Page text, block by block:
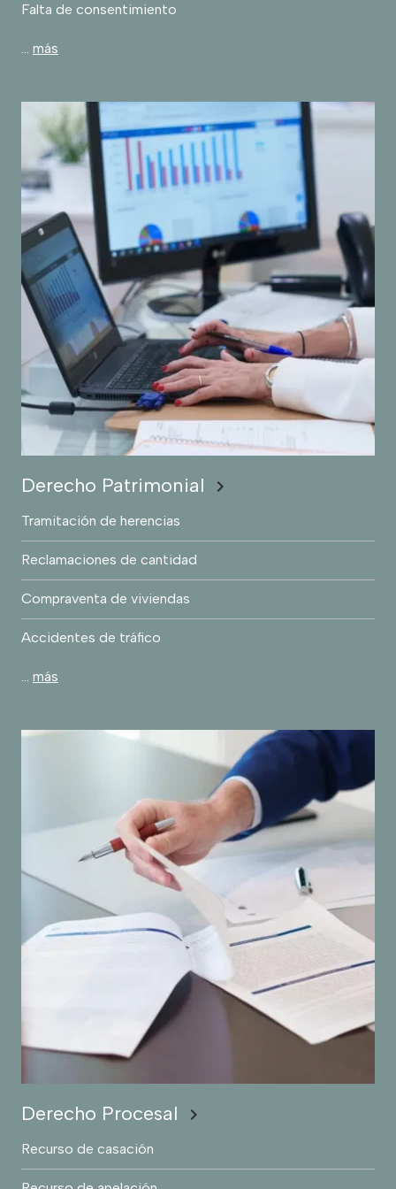
Falta de consentimiento
… más
Derecho Patrimonial chevron_right
Tramitación de herencias
Reclamaciones de cantidad
Compraventa de viviendas
Accidentes de tráfico
… más
Derecho Procesal chevron_right
Recurso de casación